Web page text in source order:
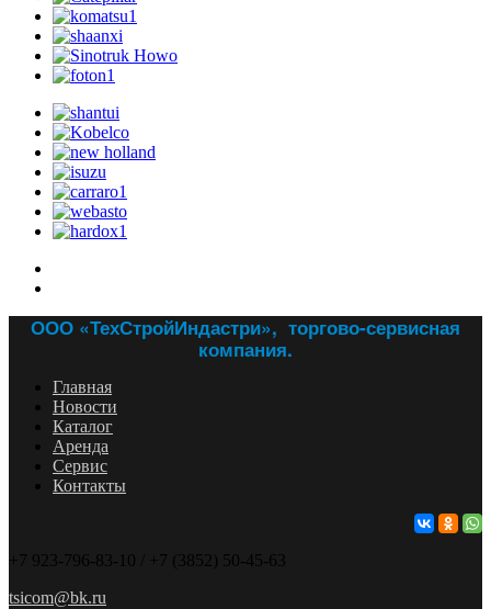
ООО «ТехСтройИндастри», торгово-сервисная
компания.
Главная
Новости
Каталог
Аренда
Сервис
Контакты
+7 923-796-83-10 / +7 (3852) 50-45-63
tsicom@bk.ru